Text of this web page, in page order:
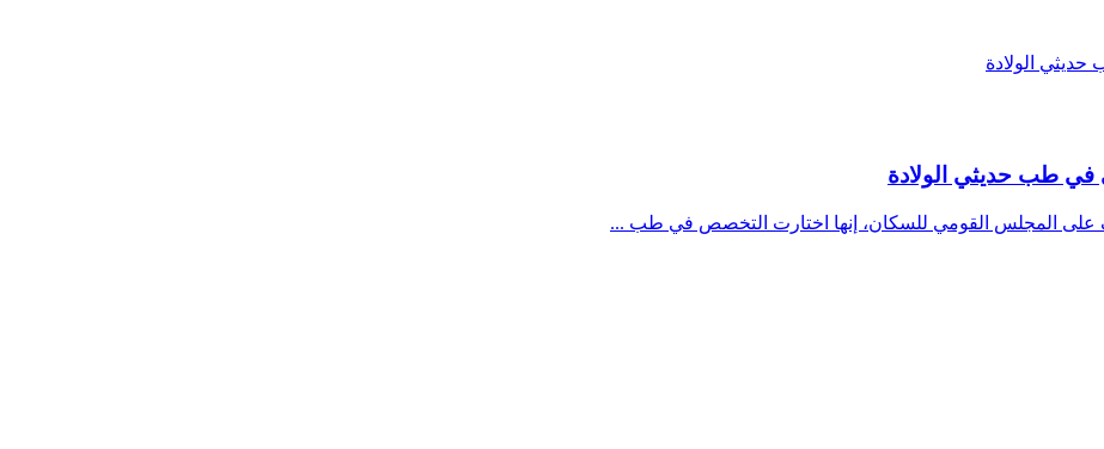
طب حديثي الولادة
على المجلس القومي للسكان، إنها اختارت التخصص في طب ...